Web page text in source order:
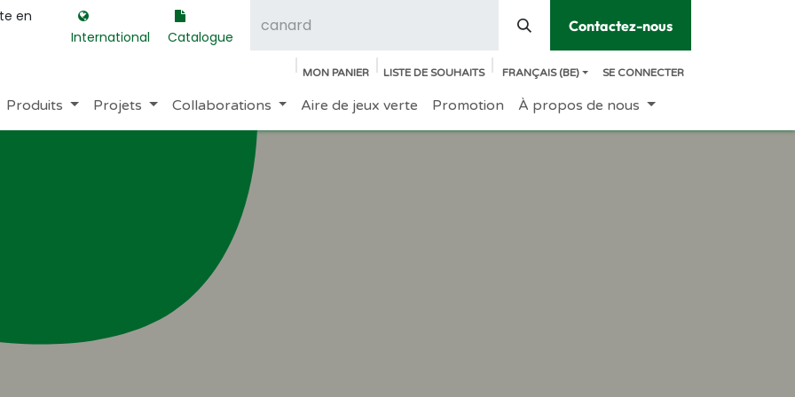
en
International Catalogue
Contactez-nous
MON PANIER LISTE DE SOUHAITS FRANÇAIS (BE) SE CONNECTER
Produits Projets Collaborations Aire de jeux verte Promotion À propos de nous